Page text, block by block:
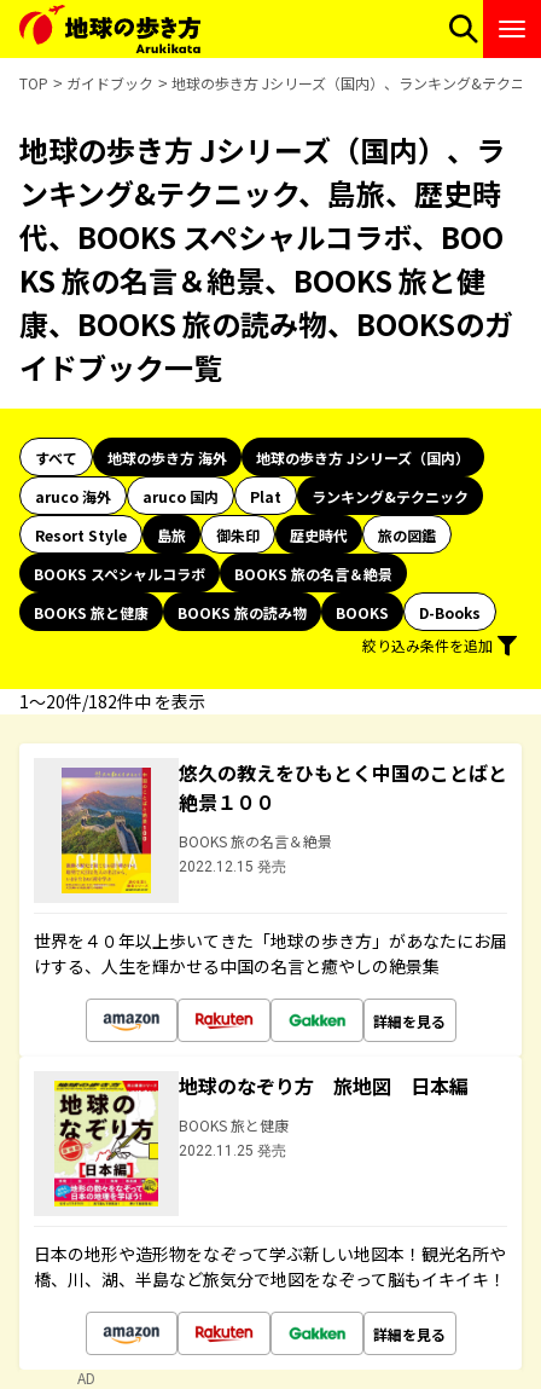
TOP ガイドブック 地球の歩き方 Jシリーズ（国内）、ランキング&テクニ
地球の歩き方 Jシリーズ（国内）、ラ
ンキング&テクニック、島旅、歴史時
代、BOOKS スペシャルコラボ、BOO
KS 旅の名言＆絶景、BOOKS 旅と健
康、BOOKS 旅の読み物、BOOKSのガ
イドブック一覧
すべて 地球の歩き方 海外
地球の歩き方 Jシリーズ（国内）
aruco 海外
aruco 国内 Plat
ランキング&テクニック
Resort Style
島旅 御朱印 歴史時代
旅の図鑑
BOOKS スペシャルコラボ
BOOKS 旅の名言＆絶景
BOOKS 旅と健康
BOOKS 旅の読み物 BOOKS
D-Books
絞り込み条件を追加
1〜20件/182件中 を表示
悠久の教えをひもとく中国のことばと
絶景１００
BOOKS 旅の名言＆絶景
2022.12.15 発売
世界を４０年以上歩いてきた「地球の歩き方」があなたにお届
けする、人生を輝かせる中国の名言と癒やしの絶景集
詳細を見る
地球のなぞり方 旅地図 日本編
BOOKS 旅と健康
2022.11.25 発売
日本の地形や造形物をなぞって学ぶ新しい地図本！観光名所や
橋、川、湖、半島など旅気分で地図をなぞって脳もイキイキ！
詳細を見る
AD